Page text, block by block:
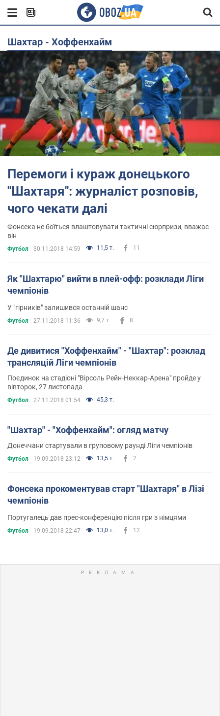
Шахтар - Хоффенхайм
Перемоги і кураж донецького
''Шахтаря'': журналіст розповів,
чого чекати далі
Фонсека не боїться влаштовувати тактичні сюрпризи, вважає
він
Футбол 30.11.2018 14:59 11,5 т. 11
Як "Шахтарю" вийти в плей-офф: розклади Ліги
чемпіонів
У "гірників" залишився останній шанс
Футбол 27.11.2018 11:36 9,7 т. 8
Де дивитися "Хоффенхайм" - "Шахтар": розклад
трансляцій Ліги чемпіонів
Поєдинок на стадіоні "Вірсоль Рейн-Неккар-Арена" пройде у
вівторок, 27 листопада
Футбол 27.11.2018 01:54 45,3 т.
"Шахтар" - "Хоффенхайм": огляд матчу
Донеччани стартували в груповому раунді Ліги чемпіонів
Футбол 19.09.2018 23:12 13,5 т. 2
Фонсека прокоментував старт "Шахтаря" в Лізі
чемпіонів
Португалець дав прес-конференцію після гри з німцями
Футбол 19.09.2018 22:47 13,0 т. 12